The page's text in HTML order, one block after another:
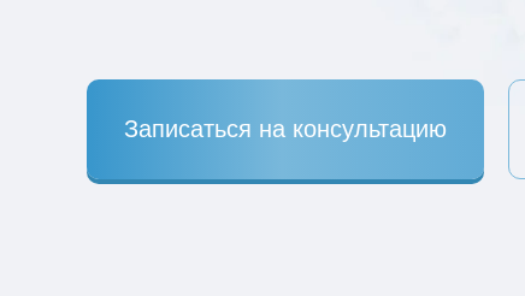
Записаться на консультацию